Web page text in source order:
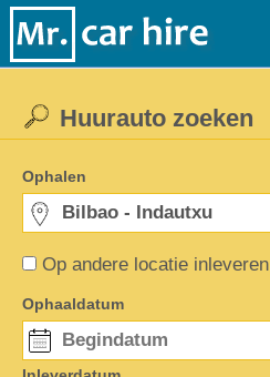
Op andere locatie inleveren
Huurauto zoeken
Ophalen
Ophaaldatum